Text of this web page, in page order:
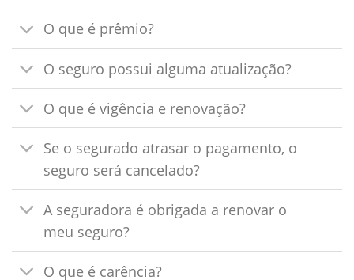
O que é prêmio?
O seguro possui alguma atualização?
O que é vigência e renovação?
Se o segurado atrasar o pagamento, o
seguro será cancelado?
A seguradora é obrigada a renovar o
meu seguro?
O que é carência?